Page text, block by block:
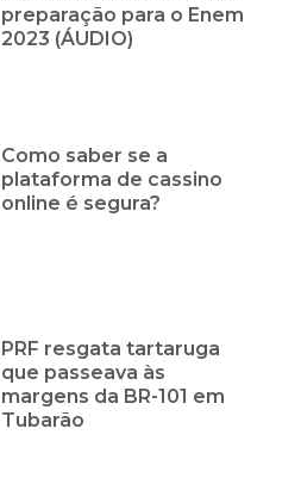
preparação para o Enem
2023 (ÁUDIO)
Como saber se a
plataforma de cassino
online é segura?
PRF resgata tartaruga
que passeava às
margens da BR-101 em
Tubarão